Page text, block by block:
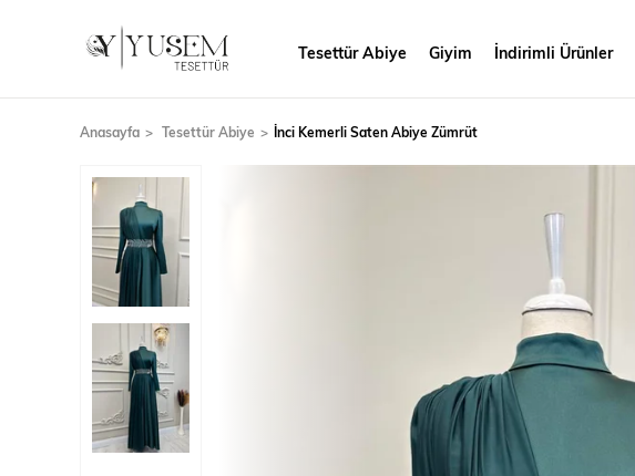
Tesettür Abiye Giyim İndirimli Ürünler
Anasayfa Tesettür Abiye İnci Kemerli Saten Abiye Zümrüt